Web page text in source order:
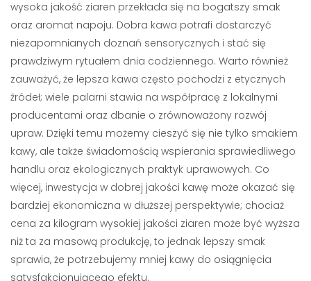
wysoka jakość ziaren przekłada się na bogatszy smak
oraz aromat napoju. Dobra kawa potrafi dostarczyć
niezapomnianych doznań sensorycznych i stać się
prawdziwym rytuałem dnia codziennego. Warto również
zauważyć, że lepsza kawa często pochodzi z etycznych
źródeł; wiele palarni stawia na współpracę z lokalnymi
producentami oraz dbanie o zrównoważony rozwój
upraw. Dzięki temu możemy cieszyć się nie tylko smakiem
kawy, ale także świadomością wspierania sprawiedliwego
handlu oraz ekologicznych praktyk uprawowych. Co
więcej, inwestycja w dobrej jakości kawę może okazać się
bardziej ekonomiczna w dłuższej perspektywie; chociaż
cena za kilogram wysokiej jakości ziaren może być wyższa
niż ta za masową produkcję, to jednak lepszy smak
sprawia, że potrzebujemy mniej kawy do osiągnięcia
satysfakcjonującego efektu.